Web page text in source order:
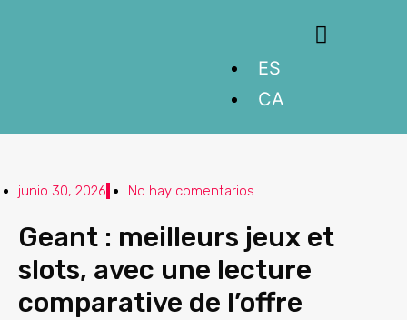
ES
CA
junio 30, 2026 No hay comentarios
Geant : meilleurs jeux et
slots, avec une lecture
comparative de l’offre